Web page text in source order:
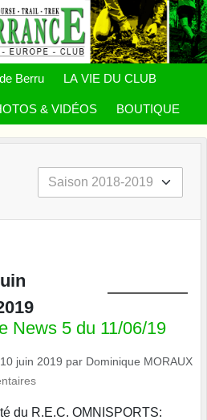
Berru LA VIE DU CLUB
& VIDÉOS BOUTIQUE
News 5 du 11/06/19
10 juin 2019 par Dominique MORAUX
du R.E.C. OMNISPORTS: